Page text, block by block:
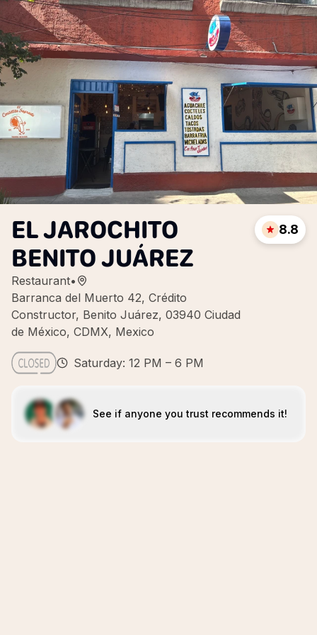
EL JAROCHITO
BENITO JUÁREZ
Restaurant•
Barranca del Muerto 42, Crédito
Constructor, Benito Juárez, 03940 Ciudad
de México, CDMX, Mexico
8.8
Saturday: 12 PM – 6 PM
See if anyone you trust recommends it!